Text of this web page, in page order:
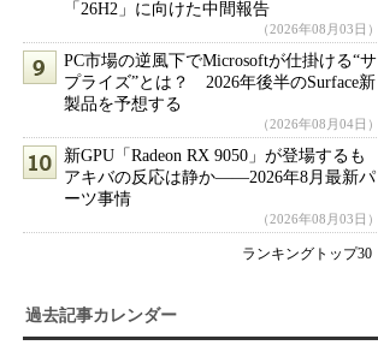
「26H2」に向けた中間報告
（2026年08月03日）
PC市場の逆風下でMicrosoftが仕掛ける“サ
プライズ”とは？ 2026年後半のSurface新
製品を予想する
（2026年08月04日）
新GPU「Radeon RX 9050」が登場するも
アキバの反応は静か――2026年8月最新パ
ーツ事情
（2026年08月03日）
ランキングトップ30
過去記事カレンダー